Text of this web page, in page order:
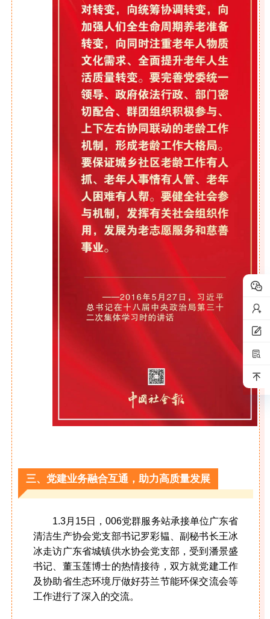
三、党建业务融合互通，助力高质量发展
1.3月15日，006党群服务站承接单位广东省
清洁生产协会党支部书记罗彩韫、副秘书长王冰
冰走访广东省城镇供水协会党支部，受到潘景盛
书记、董玉莲博士的热情接待，双方就党建工作
及协助省生态环境厅做好芬兰节能环保交流会等
工作进行了深入的交流。